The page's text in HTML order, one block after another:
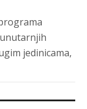
jedinicama,